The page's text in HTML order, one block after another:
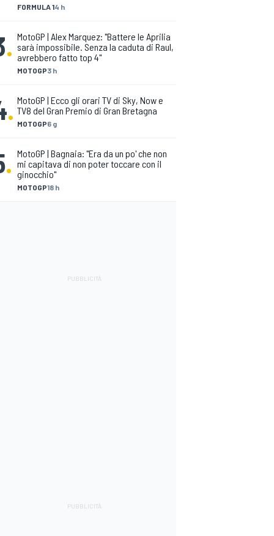
FORMULA 14 h
.
MOTOGP3 h
MotoGP | Alex Marquez: "Battere le Aprilia
sarà impossibile. Senza la caduta di Raul,
avrebbero fatto top 4"
. MOTOGP6 g
MotoGP | Ecco gli orari TV di Sky, Now e
TV8 del Gran Premio di Gran Bretagna
.
MOTOGP18 h
MotoGP | Bagnaia: "Era da un po' che non
mi capitava di non poter toccare con il
ginocchio"